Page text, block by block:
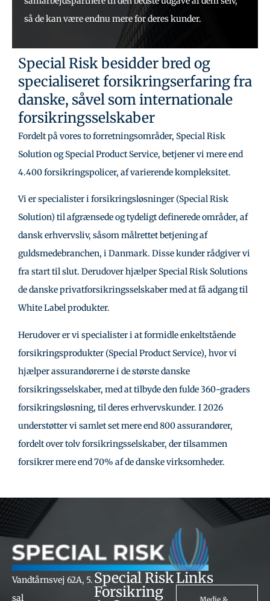
så de kan være endnu mere for deres kunder.
Special Risk besidder bred og
specialiseret forsikringserfaring fra
danske, såvel som internationale
forsikringsselskaber
Fordelt på vores to forretningsområder, Special Risk
Solution og Special Product Service, betjener vi mere end
4.400 forsikringspolicer, af varierende kompleksitet.
Vi er specialister i forsikringsløsninger (Special Risk
Solution) til afgrænsede og tydeligt definerede områder, af
dansk erhvervsliv, såsom målrettet betjening af
guldsmedebranchen, i Danmark. Disse kunder rådgiver vi
fra start til slut. Derudover hjælper Special Risk Solutions
de danske privatforsikringsselskaber med at få adgang til
White Label produkter.
Herudover er vi specialister i at formidle enkeltstående
forsikringsprodukter (Special Product Service), hvor vi
hjælper assurandørerne i de største danske
forsikringsselskaber, med at tilbyde den fulde 360-graders
forsikringsløsning, til deres erhvervskunder. I 2026
understøtter vi samlet set mere end 800 assurandører,
fordelt over tolv forsikringsselskaber, der tilsammen
forsikrer mere end 70% af de danske virksomheder.
Vandtårnsvej 62A, 5.
sal
Special Risk
Forsikring
Links